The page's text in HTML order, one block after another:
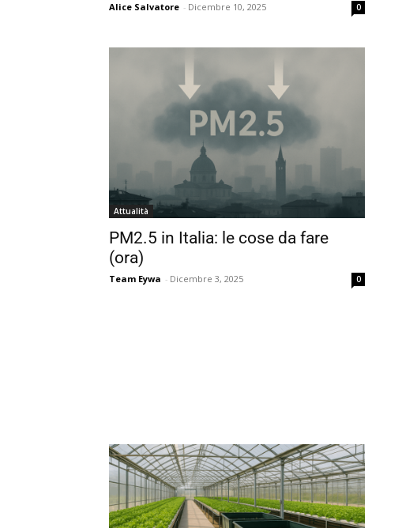
Alice Salvatore - Dicembre 10, 2025 0
Attualità
PM2.5 in Italia: le cose da fare
(ora)
Team Eywa - Dicembre 3, 2025
0